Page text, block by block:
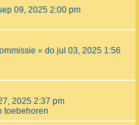
09, 2025 2:00 pm
« do jul 03, 2025 1:56
2025 2:37 pm
toebehoren